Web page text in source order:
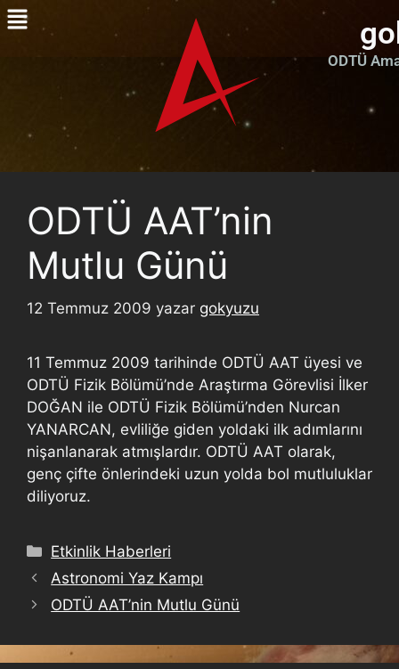
ODTÜ
ODTÜ AAT’nin
Mutlu Günü
12 Temmuz 2009 yazar gokyuzu
11 Temmuz 2009 tarihinde ODTÜ AAT üyesi ve
ODTÜ Fizik Bölümü’nde Araştırma Görevlisi İlker
DOĞAN ile ODTÜ Fizik Bölümü’nden Nurcan
YANARCAN, evliliğe giden yoldaki ilk adımlarını
nişanlanarak atmışlardır. ODTÜ AAT olarak,
genç çifte önlerindeki uzun yolda bol mutluluklar
diliyoruz.
Etkinlik Haberleri
Astronomi Yaz Kampı
ODTÜ AAT’nin Mutlu Günü